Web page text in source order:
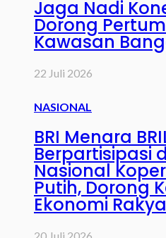
Jaga Nadi
Dorong
Kawasan
22 Juli 2026
NASIONAL
BRI Menara
Berpartisipasi
Nasional
Putih, Dorong
Ekonomi